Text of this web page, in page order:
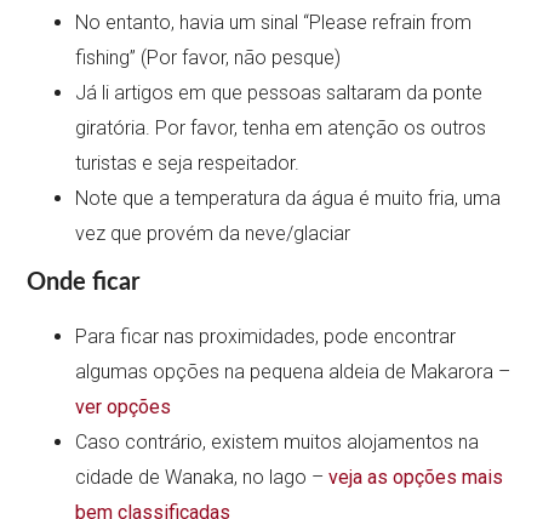
No entanto, havia um sinal “Please refrain from
fishing” (Por favor, não pesque)
Já li artigos em que pessoas saltaram da ponte
giratória. Por favor, tenha em atenção os outros
turistas e seja respeitador.
Note que a temperatura da água é muito fria, uma
vez que provém da neve/glaciar
Onde ficar
Para ficar nas proximidades, pode encontrar
algumas opções na pequena aldeia de Makarora –
ver opções
Caso contrário, existem muitos alojamentos na
cidade de Wanaka, no lago –veja as opções mais
bem classificadas